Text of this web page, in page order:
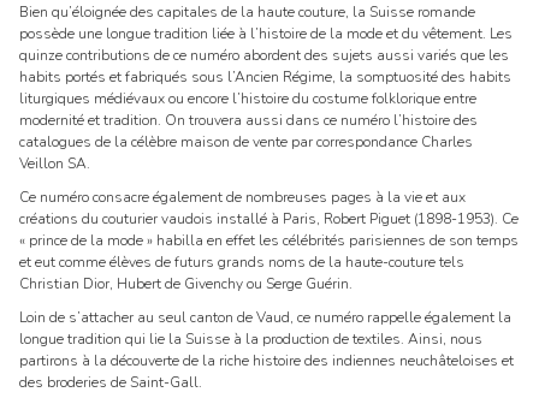
Bien qu’éloignée des capitales de la haute couture, la Suisse romande
possède une longue tradition liée à l’histoire de la mode et du vêtement. Les
quinze contributions de ce numéro abordent des sujets aussi variés que les
habits portés et fabriqués sous l’Ancien Régime, la somptuosité des habits
liturgiques médiévaux ou encore l’histoire du costume folklorique entre
modernité et tradition. On trouvera aussi dans ce numéro l’histoire des
catalogues de la célèbre maison de vente par correspondance Charles
Veillon SA.
Ce numéro consacre également de nombreuses pages à la vie et aux
créations du couturier vaudois installé à Paris, Robert Piguet (1898-1953). Ce
« prince de la mode » habilla en effet les célébrités parisiennes de son temps
et eut comme élèves de futurs grands noms de la haute-couture tels
Christian Dior, Hubert de Givenchy ou Serge Guérin.
Loin de s’attacher au seul canton de Vaud, ce numéro rappelle également la
longue tradition qui lie la Suisse à la production de textiles. Ainsi, nous
partirons à la découverte de la riche histoire des indiennes neuchâteloises et
des broderies de Saint-Gall.